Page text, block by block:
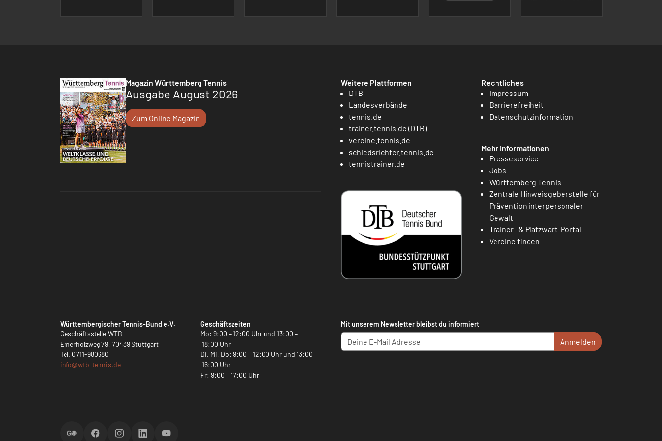
Magazin Württemberg Tennis
Ausgabe August 2026
Zum Online Magazin
Weitere Plattformen
DTB
Landesverbände
tennis.de
trainer.tennis.de (DTB)
vereine.tennis.de
schiedsrichter.tennis.de
tennistrainer.de
Rechtliches
Impressum
Barrierefreiheit
Datenschutzinformation
Mehr Informationen
Presseservice
Jobs
Württemberg Tennis
Zentrale Hinweisgeberstelle für
Prävention interpersonaler
Gewalt
Trainer- & Platzwart-Portal
Vereine finden
Württembergischer Tennis-Bund e.V.
Geschäftsstelle WTB
Emerholzweg 79, 70439 Stuttgart
Tel. 0711-980680
info@wtb-tennis.de
Geschäftszeiten
Mo: 9:00 – 12:00 Uhr und 13:00 –
18:00 Uhr
Di, Mi, Do: 9:00 – 12:00 Uhr und 13:00 –
16:00 Uhr
Fr: 9:00 – 17:00 Uhr
Mit unserem Newsletter bleibst du informiert
Anmelden
ScoreGOFacebookInstagramLinkedInYouTube